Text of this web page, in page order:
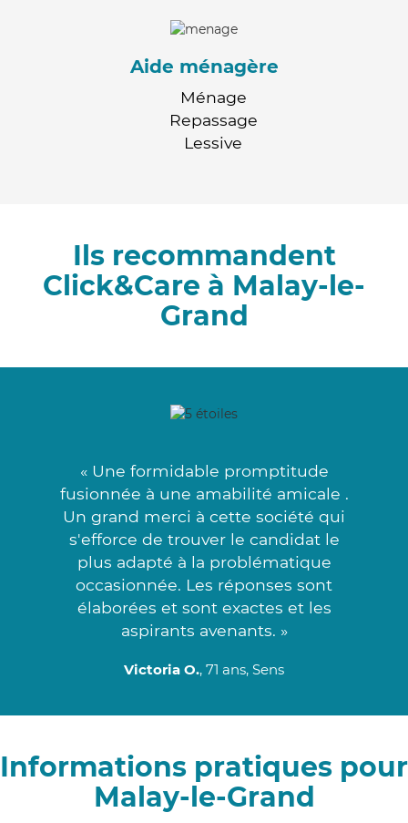
Aide ménagère
Ménage
Repassage
Lessive
Ils recommandent
Click&Care à Malay-le-
Grand
« Une formidable promptitude
fusionnée à une amabilité amicale .
Un grand merci à cette société qui
s'efforce de trouver le candidat le
plus adapté à la problématique
occasionnée. Les réponses sont
élaborées et sont exactes et les
aspirants avenants. »
Victoria O., 71 ans, Sens
Informations pratiques pour
Malay-le-Grand